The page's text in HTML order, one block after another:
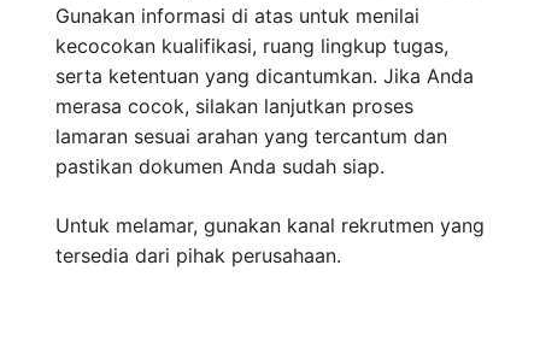
Gunakan informasi di atas untuk menilai
kecocokan kualifikasi, ruang lingkup tugas,
serta ketentuan yang dicantumkan. Jika Anda
merasa cocok, silakan lanjutkan proses
lamaran sesuai arahan yang tercantum dan
pastikan dokumen Anda sudah siap.
Untuk melamar, gunakan kanal rekrutmen yang
tersedia dari pihak perusahaan.